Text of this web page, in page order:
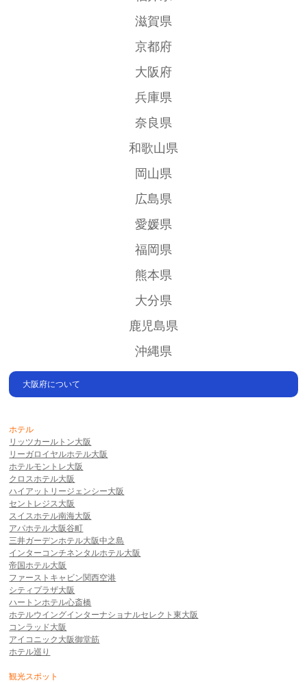
滋賀県
京都府
大阪府
兵庫県
奈良県
和歌山県
岡山県
広島県
愛媛県
福岡県
熊本県
大分県
鹿児島県
沖縄県
大阪府について
ホテル
リッツカールトン大阪
リーガロイヤルホテル大阪
ホテルモントレ大阪
クロスホテル大阪
ハイアットリージェンシー大阪
セントレジス大阪
スイスホテル南海大阪
アパホテル大阪谷町
三井ガーデンホテル大阪中之島
インターコンチネンタルホテル大阪
帝国ホテル大阪
ファーストキャビン関西空港
シティプラザ大阪
ハートンホテル心斎橋
ホテルウイングインターナショナルセレクト東大阪
コンラッド大阪
アイコニック大阪御堂筋
ホテル巡り
観光スポット